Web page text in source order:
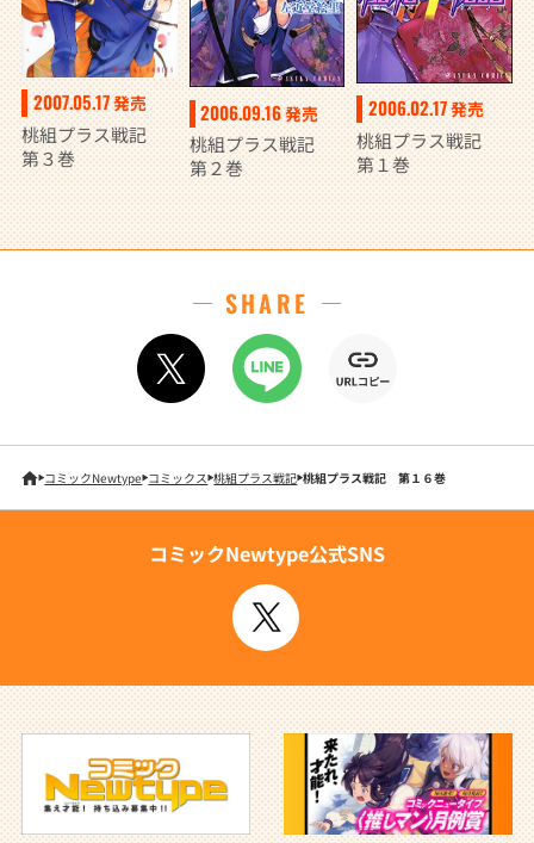
2007.05.17発売
桃組プラス戦記
第３巻
2006.09.16発売
桃組プラス戦記
第２巻
2006.02.17発売
桃組プラス戦記
第１巻
SHARE
コミックNewtype コミックス 桃組プラス戦記 桃組プラス戦記 第１６巻
コミックNewtype公式SNS